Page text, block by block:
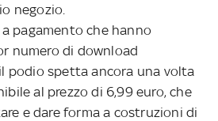
negozio.
pagamento che hanno
numero di download
podio spetta ancora una volta
al prezzo di 6,99 euro, che
e dare forma a costruzioni di